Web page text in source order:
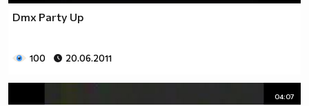
Dmx Party Up
100 20.06.2011
04:07